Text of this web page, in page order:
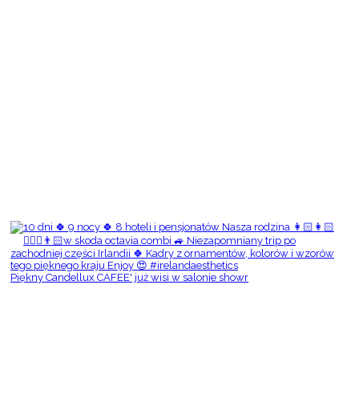
Piękny Candellux CAFEE' już wisi w salonie showr